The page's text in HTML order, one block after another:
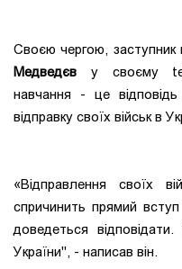
Своєю чергою,
Медведєв у своєму
навчання - це
відправку своїх військ в
«Відправлення своїх
спричинить прямий вступ
доведеться
України", - написав він.